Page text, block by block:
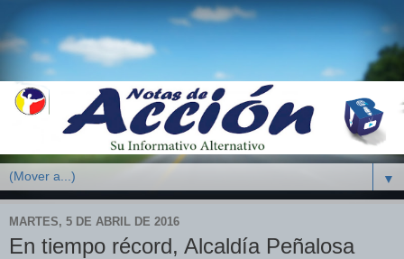
▼
MARTES, 5 DE ABRIL DE 2016
En tiempo récord, Alcaldía Peñalosa